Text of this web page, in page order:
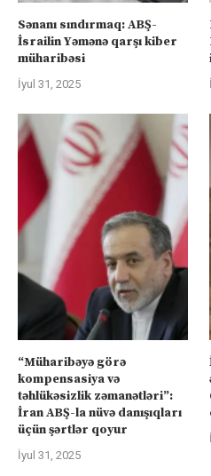
Sənanı sındırmaq: ABŞ-
İsrailin Yəmənə qarşı kiber
müharibəsi
İyul 31, 2025
“Müharibəyə görə
kompensasiya və
təhlükəsizlik zəmanətləri”:
İran ABŞ-la nüvə danışıqları
üçün şərtlər qoyur
İyul 31, 2025